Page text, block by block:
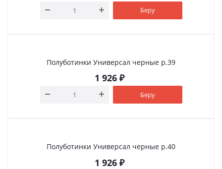
Беру
Полуботинки Универсал черные р.39
1 926₽
Беру
Полуботинки Универсал черные р.40
1 926₽